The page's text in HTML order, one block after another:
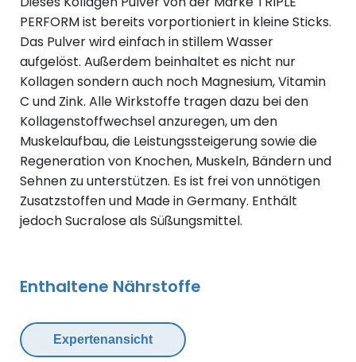
PERFORM ist bereits vorportioniert in kleine Sticks.
Das Pulver wird einfach in stillem Wasser
aufgelöst. Außerdem beinhaltet es nicht nur
Kollagen sondern auch noch Magnesium, Vitamin
C und Zink. Alle Wirkstoffe tragen dazu beiden
Kollagenstoffwechselanzuregen,umden
Muskelaufbau,die Leistungssteigerungsowiedie
Regenerationvon Knochen, Muskeln, Bändernund
Sehnen zuunterstützen. Es ist frei von unnötigen
Zusatzstoffen und Made in Germany. Enthält
jedoch Sucralose als Süßungsmittel.
Enthaltene Nährstoffe
Expertenansicht